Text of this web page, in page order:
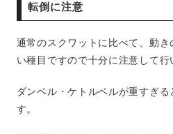
転倒に注意
通常のスクワットに比べて、動
い種目ですので十分に注意して行
ダンベル・ケトルベルが重すぎ
す。